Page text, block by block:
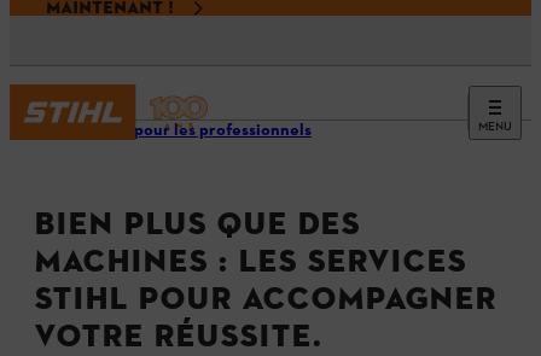
MAINTENANT !
MENU
Espace pour les professionnels
BIEN PLUS QUE DES
MACHINES : LES SERVICES
STIHL POUR ACCOMPAGNER
VOTRE RÉUSSITE.